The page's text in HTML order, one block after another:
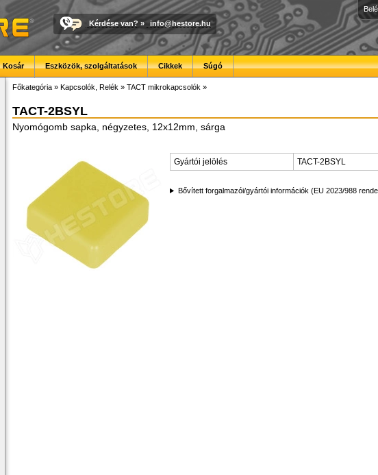
Kérdése van? » info@hestore.hu
Kosár Eszközök, szolgáltatások Cikkek Súgó
Főkategória » Kapcsolók, Relék » TACT mikrokapcsolók »
TACT-2BSYL
Nyomógomb sapka, négyzetes, 12x12mm, sárga
Gyártói jelölés TACT-2BSYL
Bővített forgalmazói/gyártói információk (EU 2023/988